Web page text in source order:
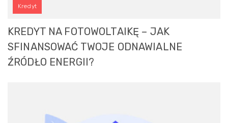
Kredyt
KREDYT NA FOTOWOLTAIKĘ – JAK
SFINANSOWAĆ TWOJE ODNAWIALNE
ŹRÓDŁO ENERGII?